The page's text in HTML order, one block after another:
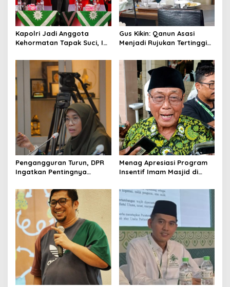
t
i
o
n
Kapolri Jadi Anggota
Kehormatan Tapak Suci, Ini
Gus Kikin: Qanun Asasi
Menjadi Rujukan Tertinggi
Pengangguran Turun, DPR
Ingatkan Pentingnya
yang Layak
Menag Apresiasi Program
Insentif Imam Masjid di
Model Nasional